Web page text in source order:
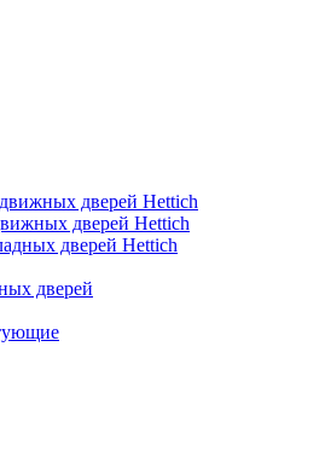
дверей Hettich
дверей Hettich
дверей Hettich
дверей